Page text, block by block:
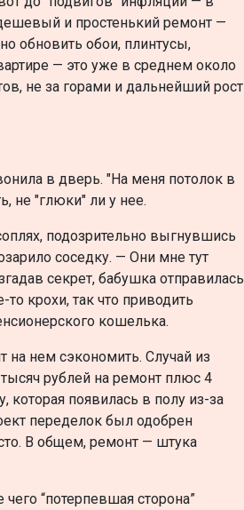
и простенький ремонт —
обновить обои, плинтусы,
— это уже в среднем около
не за горами и дальнейший рост
в дверь. "На меня потолок в
не "глюки" ли у нее.
подозрительно выгнувшись
соседку. — Они мне тут
секрет, бабушка отправилась
крохи, так что приводить
кошелька.
нем сэкономить. Случай из
рублей на ремонт плюс 4
которая появилась в полу из-за
переделок был одобрен
В общем, ремонт — штука
“потерпевшая сторона”